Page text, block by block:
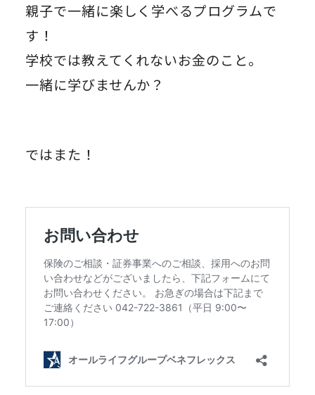
親子で一緒に楽しく学べるプログラムで
す！
学校では教えてくれないお金のこと。
一緒に学びませんか？
ではまた！